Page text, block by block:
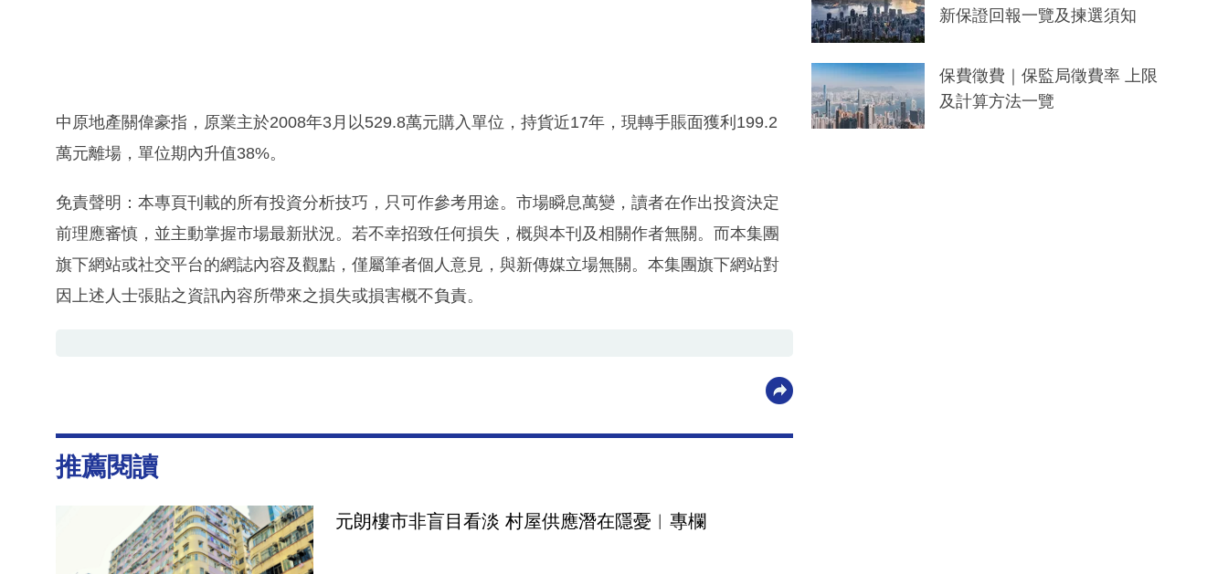
中原地產關偉豪指，原業主於2008年3月以529.8萬元購入單位，持貨近17年，現轉手賬面獲利199.2
萬元離場，單位期內升值38%。
免責聲明：本專頁刊載的所有投資分析技巧，只可作參考用途。市場瞬息萬變，讀者在作出投資決定
前理應審慎，並主動掌握市場最新狀況。若不幸招致任何損失，概與本刊及相關作者無關。而本集團
旗下網站或社交平台的網誌內容及觀點，僅屬筆者個人意見，與新傳媒立場無關。本集團旗下網站對
因上述人士張貼之資訊內容所帶來之損失或損害概不負責。
推薦閱讀
元朗樓市非盲目看淡 村屋供應潛在隱憂︳專欄
新保證回報一覽及揀選須知
保費徵費｜保監局徵費率 上限
及計算方法一覽